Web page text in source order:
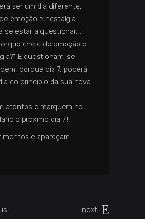
ser um dia diferente,
emoção e nostalgia.
se estar a questionar….
cheio de emoção e
E questionam-se
porque dia 7, poderá
do principio da sua nova
atentos e marquem no
o próximo dia 7!!!
e apareçam.
next